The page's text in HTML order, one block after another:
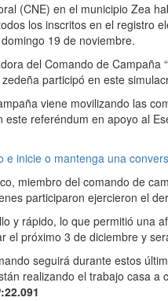
(CNE) en el municipio Zea
los inscritos en el registro
19 de noviembre.
del Comando de Campaña
participó en este
viene movilizando las
este referéndum en apoyo al
e inicie o mantenga una
miembro del comando de
participaron ejercieron el
y rápido, lo que permitió una
el próximo 3 de diciembre y
seguirá durante estos
realizando el trabajo casa